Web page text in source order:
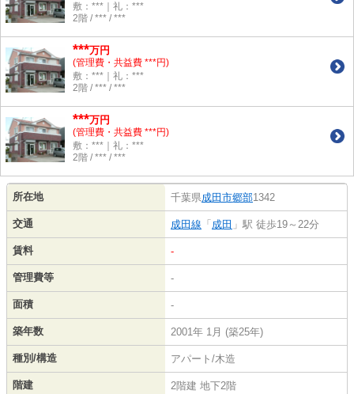
敷：***｜礼：***
2階 / *** / ***
***万円
(管理費・共益費 ***円)
敷：***｜礼：***
2階 / *** / ***
***万円
(管理費・共益費 ***円)
敷：***｜礼：***
2階 / *** / ***
所在地 千葉県成田市郷部1342
交通 成田線 「 成田 」駅 徒歩19～22分
賃料 -
管理費等 -
面積 -
築年数 2001年 1月 (築25年)
種別/構造 アパート/木造
階建 2階建 地下2階